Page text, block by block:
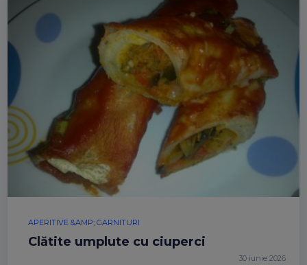
APERITIVE &AMP; GARNITURI
Clătite umplute cu ciuperci
30 iunie 2026